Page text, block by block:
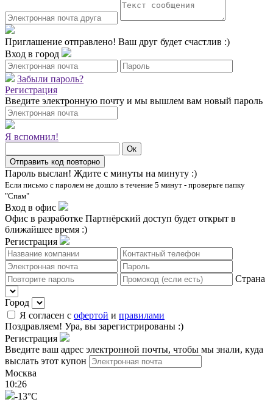
Приглашение отправлено! Ваш друг будет счастлив :)
Вход в город
Забыли пароль?
Регистрация
Введите электронную почту и мы вышлем вам новый пароль
Я вспомнил!
Пароль выслан! Ждите с минуты на минуту :)
Если письмо с паролем не дошло в течение 5 минут - проверьте папку
"Спам"
Вход в офис
Офис в разработке Партнёрский доступ будет открыт в
ближайшее время :)
Регистрация
Страна
Город
Я согласен с офертой и правилами
Поздравляем! Ура, вы зарегистрированы :)
Регистрация
Введите ваш адрес электронной почты, чтобы мы знали, куда
выслать этот купон
Москва
10:26
-13°C